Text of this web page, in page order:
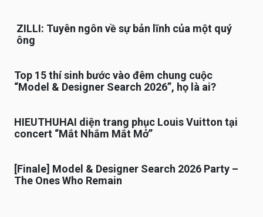
ZILLI: Tuyên ngôn về sự bản lĩnh của một quý
ông
Top 15 thí sinh bước vào đêm chung cuộc
“Model & Designer Search 2026”, họ là ai?
HIEUTHUHAI diện trang phục Louis Vuitton tại
concert “Mắt Nhắm Mắt Mở”
[Finale] Model & Designer Search 2026 Party –
The Ones Who Remain